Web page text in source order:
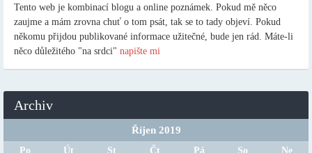
Tento web je kombinací blogu a online poznámek. Pokud mě něco
zaujme a mám zrovna chuť o tom psát, tak se to tady objeví. Pokud
někomu přijdou publikované informace užitečné, bude jen rád. Máte-li
něco důležitého "na srdci" napište mi
Archiv
Říjen 2019
Po Út St Čt Pá So Ne